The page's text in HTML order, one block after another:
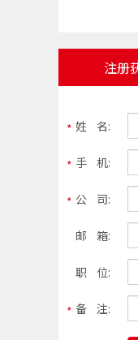
注册
姓 名:
手 机:
公 司:
邮 箱:
职 位:
备 注: